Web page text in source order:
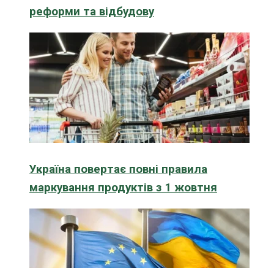
реформи та відбудову
Україна повертає повні правила
маркування продуктів з 1 жовтня